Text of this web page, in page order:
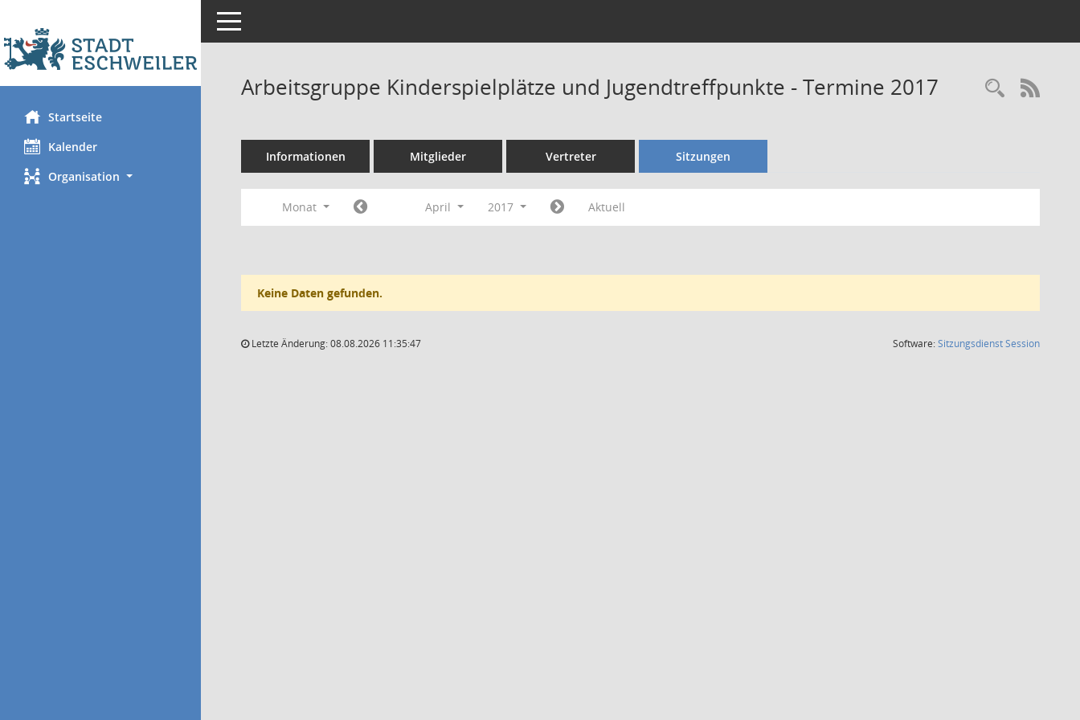
Startseite
Kalender
Organisation
Toggle navigation
Arbeitsgruppe Kinderspielplätze und Jugendtreffpunkte - Termine 2017
Informationen Mitglieder Vertreter Sitzungen
Monat April 2017 Aktuell
Keine Daten gefunden.
Letzte Änderung: 08.08.2026 11:35:47 Software:SitzungsdienstSession(Wird in